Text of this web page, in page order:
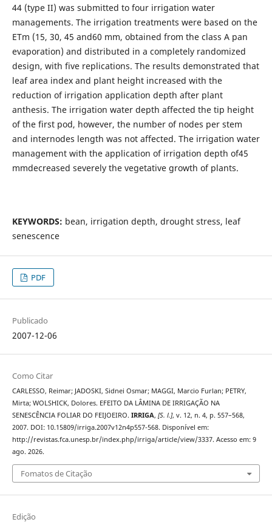
44 (type II) was submitted to four irrigation water
managements. The irrigation treatments were based on the
ETm (15, 30, 45 and60 mm, obtained from the class A pan
evaporation) and distributed in a completely randomized
design, with five replications. The results demonstrated that
leaf area index and plant height increased with the
reduction of irrigation application depth after plant
anthesis. The irrigation water depth affected the tip height
of the first pod, however, the number of nodes per stem
and internodes length was not affected. The irrigation water
management with the application of irrigation depth of45
mmdecreased severely the vegetative growth of plants.
KEYWORDS: bean, irrigation depth, drought stress, leaf
senescence
PDF
Publicado
2007-12-06
Como Citar
CARLESSO, Reimar; JADOSKI, Sidnei Osmar; MAGGI, Marcio Furlan; PETRY,
Mirta; WOLSHICK, Dolores. EFEITO DA LÂMINA DE IRRIGAÇÃO NA
SENESCÊNCIA FOLIAR DO FEIJOEIRO. IRRIGA, [S. l.], v. 12, n. 4, p. 557–568,
2007. DOI: 10.15809/irriga.2007v12n4p557-568. Disponível em:
http://revistas.fca.unesp.br/index.php/irriga/article/view/3337. Acesso em: 9
ago. 2026.
Fomatos de Citação
Edição